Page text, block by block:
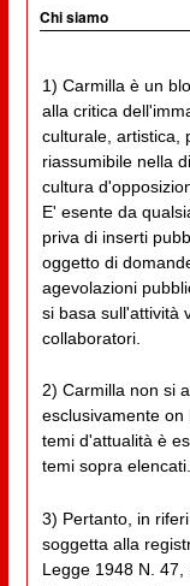
Chi siamo
1) Carmilla è un
alla critica
culturale, artistica,
riassumibile nella
cultura
E' esente da
priva di inserti
oggetto di
agevolazioni
si basa sull'attività
collaboratori.
2) Carmilla non si
esclusivamente on
temi d'attualità è
temi sopra elencati.
3) Pertanto, in
soggetta alla
Legge 1948 N.